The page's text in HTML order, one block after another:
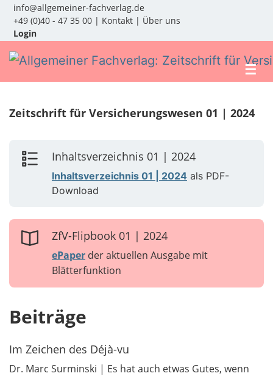
info@allgemeiner-fachverlag.de
+49 (0)40 - 47 35 00 | Kontakt | Über uns
Login
☰
Zeitschrift für Versicherungswesen 01 | 2024
Inhaltsverzeichnis 01 | 2024
Inhaltsverzeichnis 01 | 2024 als PDF-
Download
ZfV-Flipbook 01 | 2024
ePaper der aktuellen Ausgabe mit
Blätterfunktion
Beiträge
Im Zeichen des Déjà-vu
Dr. Marc Surminski | Es hat auch etwas Gutes, wenn